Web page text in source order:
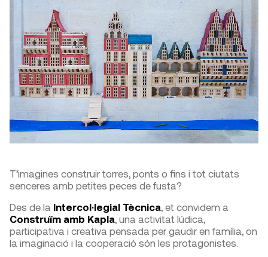
T’imagines construir torres, ponts o fins i tot ciutats
senceres amb petites peces de fusta?
Des de la Intercol·legial Tècnica , et convidem a
Construïm amb Kapla , una activitat lúdica,
participativa i creativa pensada per gaudir en família, on
la imaginació i la cooperació són les protagonistes.